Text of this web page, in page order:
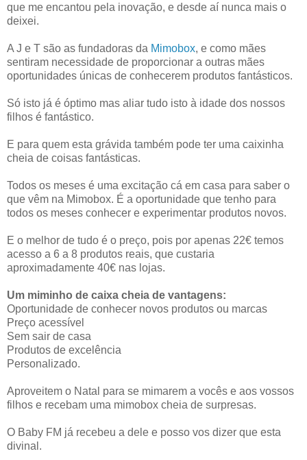
que me encantou pela inovação, e desde aí nunca mais o
deixei.
A J e T são as fundadoras da Mimobox, e como mães
sentiram necessidade de proporcionar a outras mães
oportunidades únicas de conhecerem produtos fantásticos.
Só isto já é óptimo mas aliar tudo isto à idade dos nossos
filhos é fantástico.
E para quem esta grávida também pode ter uma caixinha
cheia de coisas fantásticas.
Todos os meses é uma excitação cá em casa para saber o
que vêm na Mimobox. É a oportunidade que tenho para
todos os meses conhecer e experimentar produtos novos.
E o melhor de tudo é o preço, pois por apenas 22€ temos
acesso a 6 a 8 produtos reais, que custaria
aproximadamente 40€ nas lojas.
Um miminho de caixa cheia de vantagens:
Oportunidade de conhecer novos produtos ou marcas
Preço acessível
Sem sair de casa
Produtos de excelência
Personalizado.
Aproveitem o Natal para se mimarem a vocês e aos vossos
filhos e recebam uma mimobox cheia de surpresas.
O Baby FM já recebeu a dele e posso vos dizer que esta
divinal.